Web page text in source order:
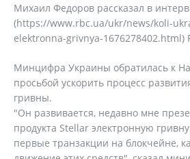
Михаил Федоров рассказал в
(https://www.rbc.ua/ukr/news/koli-
elektronna-grivnya-1676278402.html)
Минцифра Украины обратилась к
просьбой ускорить процесс
гривны.
"Он развивается, недавно мне
продукта Stellar электронную
первые транзакции на блокчейне,